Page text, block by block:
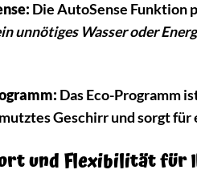
Die AutoSense Funktion
unnötiges Wasser oder
Das Eco-Programm
Geschirr und sorgt für
und Flexibilität für